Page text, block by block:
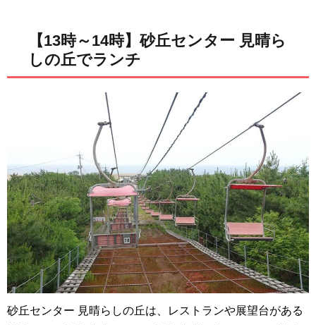
【13時～14時】砂丘センター 見晴ら
しの丘でランチ
砂丘センター 見晴らしの丘は、レストランや展望台がある